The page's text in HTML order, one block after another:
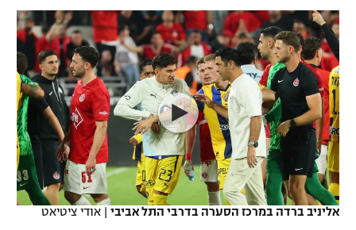
VOD
רץ ברשת
תוצאות
נבחרת ישראל
מכבי חיפה
בית"ר ירושלים
מכבי תל אביב
הפועל תל אביב
ליגה גרמנית
ליגה ספרדית
ליגה איטלקית
ליגה צרפתית
ליגה הולנדית
ליגה טורקית
כדורסל נשים
מכבי תל אביב
הפועל חולון
הפועל ירושלים
דני אבדיה
NBA
יורוליג
יורוקאפ
ענפים נוספים
טניס
כדוריד
כדורעף
שחייה
אליניב ברדה במרכז הסערה בדרבי התל אביבי | אודי ציטיאט